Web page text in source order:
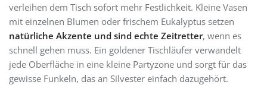
verleihen dem Tisch sofort mehr Festlichkeit. Kleine Vasen
mit einzelnen Blumen oder frischem Eukalyptus setzen
natürliche Akzente und sind echte Zeitretter, wenn es
schnell gehen muss. Ein goldener Tischläufer verwandelt
jede Oberfläche in eine kleine Partyzone und sorgt für das
gewisse Funkeln, das an Silvester einfach dazugehört.